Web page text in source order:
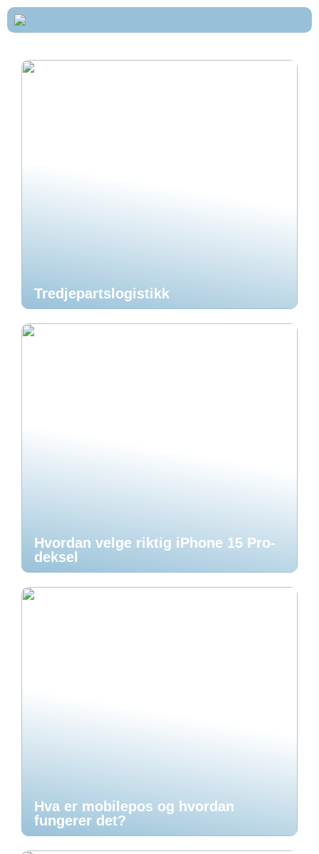
Tredjepartslogistikk
Hvordan velge riktig iPhone 15 Pro-
deksel
Hva er mobilepos og hvordan
fungerer det?